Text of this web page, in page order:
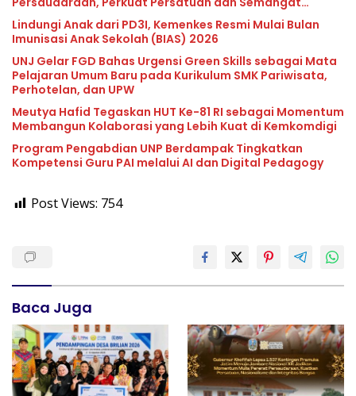
Nasionalisme
Lindungi Anak dari PD3I, Kemenkes Resmi Mulai Bulan
Imunisasi Anak Sekolah (BIAS) 2026
UNJ Gelar FGD Bahas Urgensi Green Skills sebagai Mata
Pelajaran Umum Baru pada Kurikulum SMK Pariwisata,
Perhotelan, dan UPW
Meutya Hafid Tegaskan HUT Ke-81 RI sebagai Momentum
Membangun Kolaborasi yang Lebih Kuat di Kemkomdigi
Program Pengabdian UNP Berdampak Tingkatkan
Kompetensi Guru PAI melalui AI dan Digital Pedagogy
Post Views: 754
Baca Juga